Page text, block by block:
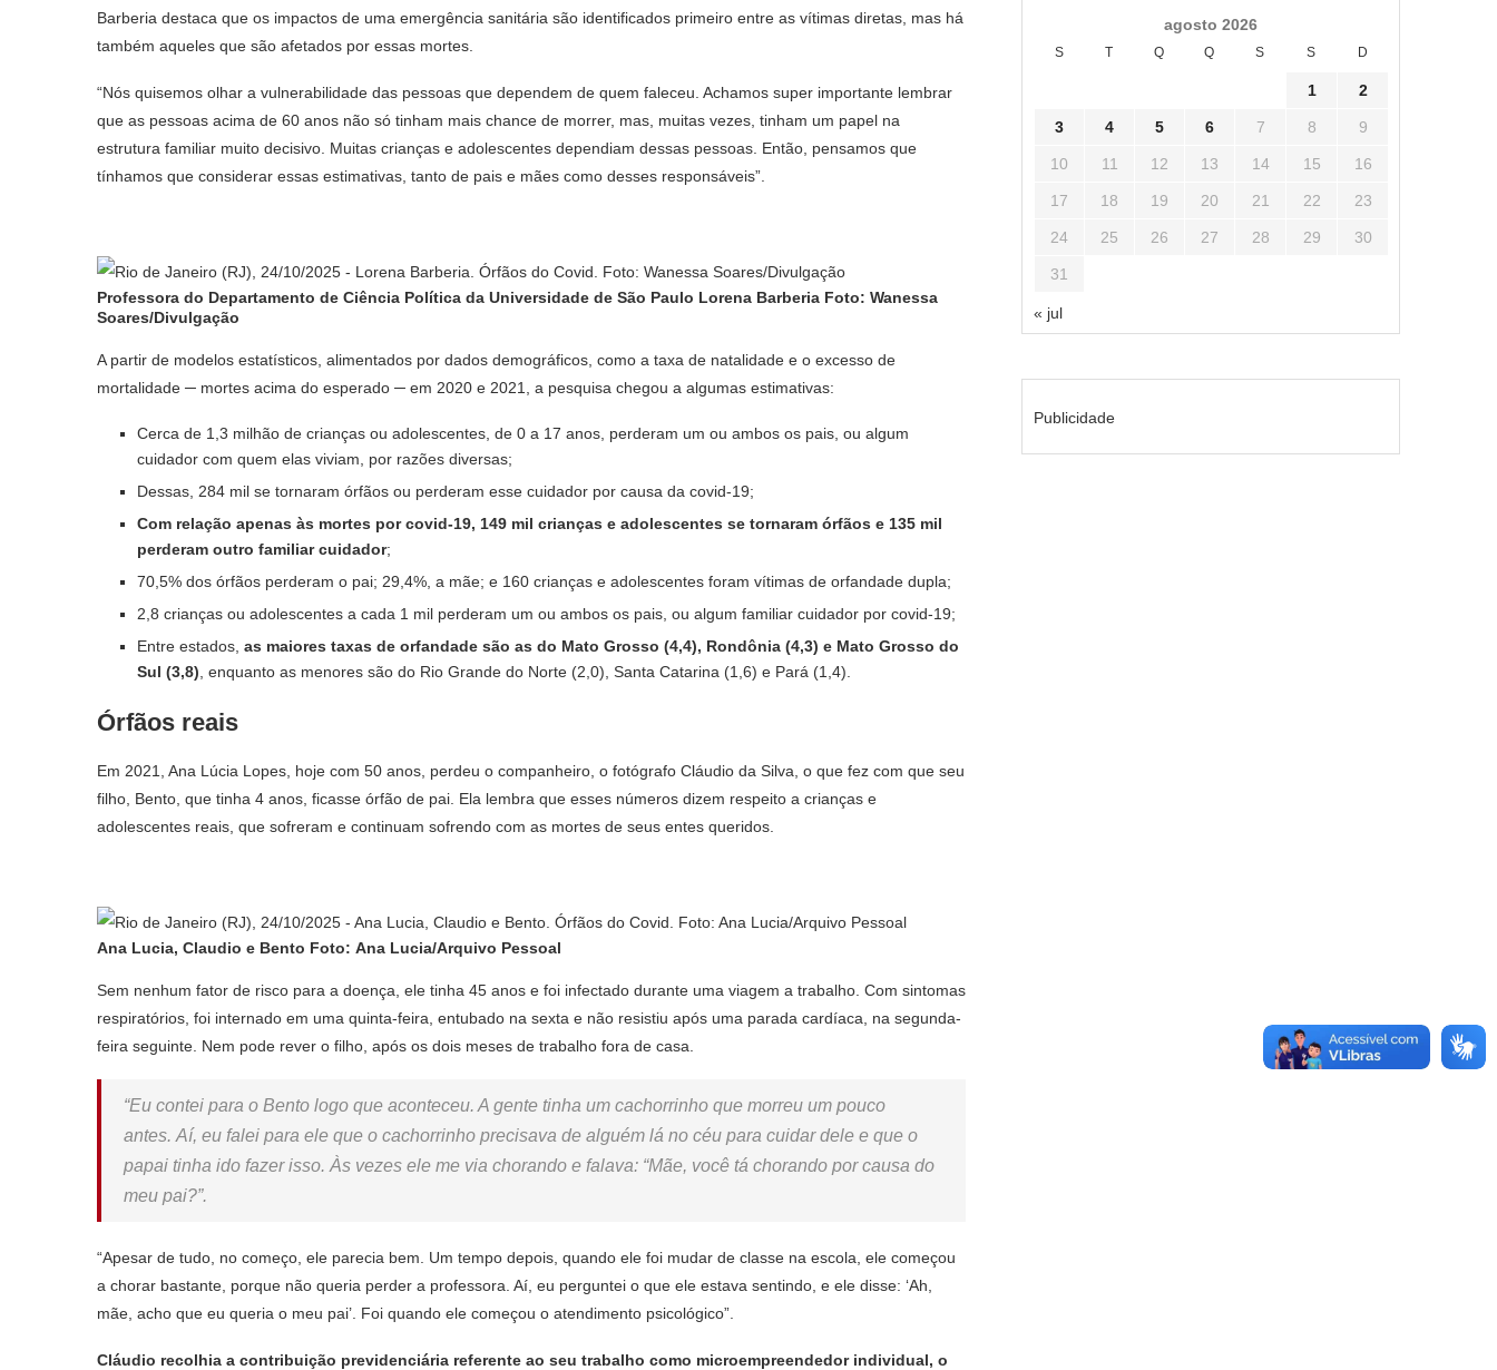
Barberia destaca que os impactos de uma emergência sanitária são identificados primeiro entre as vítimas diretas, mas há
também aqueles que são afetados por essas mortes.
“Nós quisemos olhar a vulnerabilidade das pessoas que dependem de quem faleceu. Achamos super importante lembrar
que as pessoas acima de 60 anos não só tinham mais chance de morrer, mas, muitas vezes, tinham um papel na
estrutura familiar muito decisivo. Muitas crianças e adolescentes dependiam dessas pessoas. Então, pensamos que
tínhamos que considerar essas estimativas, tanto de pais e mães como desses responsáveis”.
Professora do Departamento de Ciência Política da Universidade de São Paulo Lorena Barberia Foto: Wanessa
Soares/Divulgação
A partir de modelos estatísticos, alimentados por dados demográficos, como a taxa de natalidade e o excesso de
mortalidade ─ mortes acima do esperado ─ em 2020 e 2021, a pesquisa chegou a algumas estimativas:
Cerca de 1,3 milhão de crianças ou adolescentes, de 0 a 17 anos, perderam um ou ambos os pais, ou algum
cuidador com quem elas viviam, por razões diversas;
Dessas, 284 mil se tornaram órfãos ou perderam esse cuidador por causa da covid-19;
Com relação apenas às mortes por covid-19, 149 mil crianças e adolescentes se tornaram órfãos e 135 mil
perderam outro familiar cuidador;
70,5% dos órfãos perderam o pai; 29,4%, a mãe; e 160 crianças e adolescentes foram vítimas de orfandade dupla;
2,8 crianças ou adolescentes a cada 1 mil perderam um ou ambos os pais, ou algum familiar cuidador por covid-19;
Entre estados, as maiores taxas de orfandade são as do Mato Grosso (4,4), Rondônia (4,3) e Mato Grosso do
Sul (3,8) , enquanto as menores são do Rio Grande do Norte (2,0), Santa Catarina (1,6) e Pará (1,4).
Órfãos reais
Em 2021, Ana Lúcia Lopes, hoje com 50 anos, perdeu o companheiro, o fotógrafo Cláudio da Silva, o que fez com que seu
filho, Bento, que tinha 4 anos, ficasse órfão de pai. Ela lembra que esses números dizem respeito a crianças e
adolescentes reais, que sofreram e continuam sofrendo com as mortes de seus entes queridos.
Ana Lucia, Claudio e Bento Foto: Ana Lucia/Arquivo Pessoal
Sem nenhum fator de risco para a doença, ele tinha 45 anos e foi infectado durante uma viagem a trabalho. Com sintomas
respiratórios, foi internado em uma quinta-feira, entubado na sexta e não resistiu após uma parada cardíaca, na segunda-
feira seguinte. Nem pode rever o filho, após os dois meses de trabalho fora de casa.
“Eu contei para o Bento logo que aconteceu. A gente tinha um cachorrinho que morreu um pouco
antes. Aí, eu falei para ele que o cachorrinho precisava de alguém lá no céu para cuidar dele e que o
papai tinha ido fazer isso. Às vezes ele me via chorando e falava: “Mãe, você tá chorando por causa do
meu pai?”.
“Apesar de tudo, no começo, ele parecia bem. Um tempo depois, quando ele foi mudar de classe na escola, ele começou
a chorar bastante, porque não queria perder a professora. Aí, eu perguntei o que ele estava sentindo, e ele disse: ‘Ah,
mãe, acho que eu queria o meu pai’. Foi quando ele começou o atendimento psicológico”.
Cláudio recolhia a contribuição previdenciária referente ao seu trabalho como microempreendedor individual, o
agosto 2026
S T Q Q S S D
1 2
3 4 5 6 7 8 9
10 11 12 13 14 15 16
17 18 19 20 21 22 23
24 25 26 27 28 29 30
31
« jul
Publicidade